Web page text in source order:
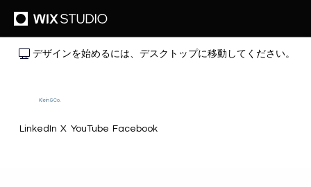
デザインを始めるには、デスクトップに移動してください。